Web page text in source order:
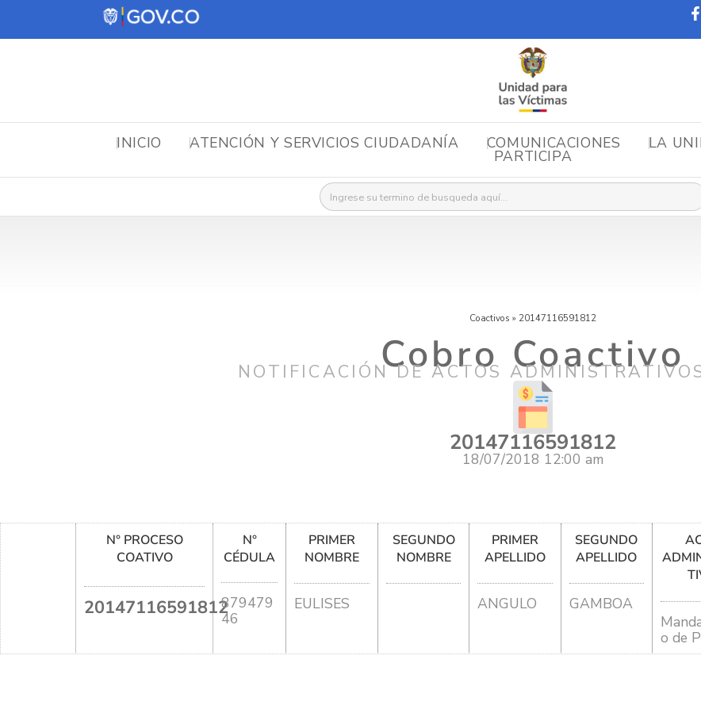
INICIO ATENCIÓN Y SERVICIOS CIUDADANÍA COMUNICACIONES LA
PARTICIPA
Buscar:
Coactivos » 20147116591812
Cobro Coactivo
NOTIFICACIÓN DE ACTOS
20147116591812
18/07/2018 12:00 am
N° PROCESO
COATIVO
20147116591812
N°
CÉDULA
879479
46
PRIMER
NOMBRE
EULISES
SEGUNDO
NOMBRE
PRIMER
APELLIDO
ANGULO
SEGUNDO
APELLIDO
GAMBOA
o de